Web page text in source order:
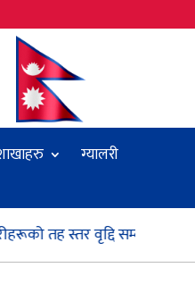
ग्यालरी
तह स्तर वृद्दि सम्बन्धी सुचना !!